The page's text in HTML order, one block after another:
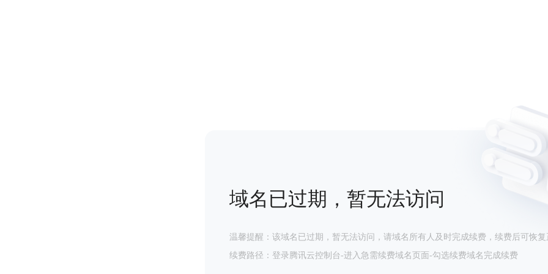
域名已过期，暂无法访问
温馨提醒：该域名已过期，暂无法访问，请域名所有人及时完成续费，续费后可恢复
续费路径：登录腾讯云控制台-进入急需续费域名页面-勾选续费域名完成续费